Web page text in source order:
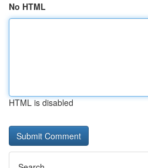
No HTML
HTML is disabled